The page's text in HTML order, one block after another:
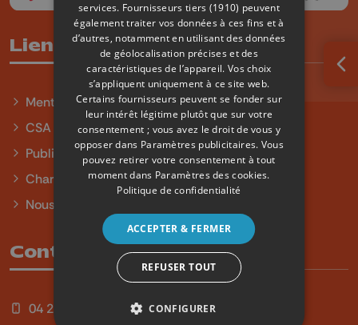
Liens utiles
Mentions légales
CSA
Publicité
Charte sur l'égalité et la diversité
Nous contacter
Contact
04 254 99 99
services. Fournisseurs tiers (1910) peuvent
également traiter vos données à ces fins et à
d’autres, notamment en utilisant des données
de géolocalisation précises et des
caractéristiques de l’appareil. Vos choix
s’appliquent uniquement à ce site web.
Certains fournisseurs peuvent se fonder sur
leur intérêt légitime plutôt que sur votre
consentement ; vous avez le droit de vous y
opposer dans Paramètres publicitaires. Vous
pouvez retirer votre consentement à tout
moment dans Paramètres des cookies.
Politique de confidentialité
ACCEPTER & FERMER
REFUSER TOUT
CONFIGURER